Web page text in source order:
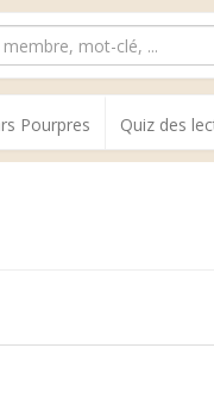
Pourpres Quiz des